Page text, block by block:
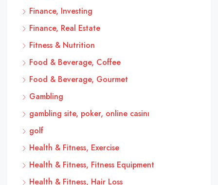
Finance, Investing
Finance, Real Estate
Fitness & Nutrition
Food & Beverage, Coffee
Food & Beverage, Gourmet
Gambling
gambling site, poker, online casinı
golf
Health & Fitness, Exercise
Health & Fitness, Fitness Equipment
Health & Fitness, Hair Loss